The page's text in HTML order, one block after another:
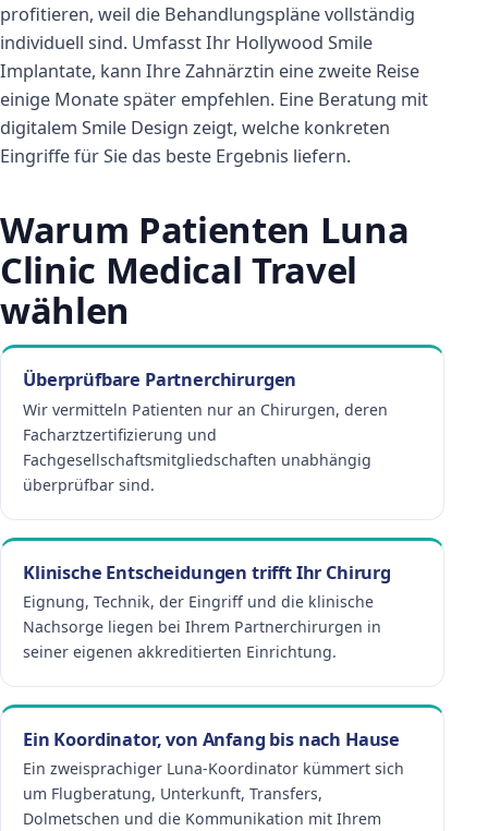
profitieren, weil die Behandlungspläne vollständig
individuell sind. Umfasst Ihr Hollywood Smile
Implantate, kann Ihre Zahnärztin eine zweite Reise
einige Monate später empfehlen. Eine Beratung mit
digitalem Smile Design zeigt, welche konkreten
Eingriffe für Sie das beste Ergebnis liefern.
Warum Patienten Luna
Clinic Medical Travel
wählen
Überprüfbare Partnerchirurgen
Wir vermitteln Patienten nur an Chirurgen, deren
Facharztzertifizierung und
Fachgesellschaftsmitgliedschaften unabhängig
überprüfbar sind.
Klinische Entscheidungen trifft Ihr Chirurg
Eignung, Technik, der Eingriff und die klinische
Nachsorge liegen bei Ihrem Partnerchirurgen in
seiner eigenen akkreditierten Einrichtung.
Ein Koordinator, von Anfang bis nach Hause
Ein zweisprachiger Luna-Koordinator kümmert sich
um Flugberatung, Unterkunft, Transfers,
Dolmetschen und die Kommunikation mit Ihrem